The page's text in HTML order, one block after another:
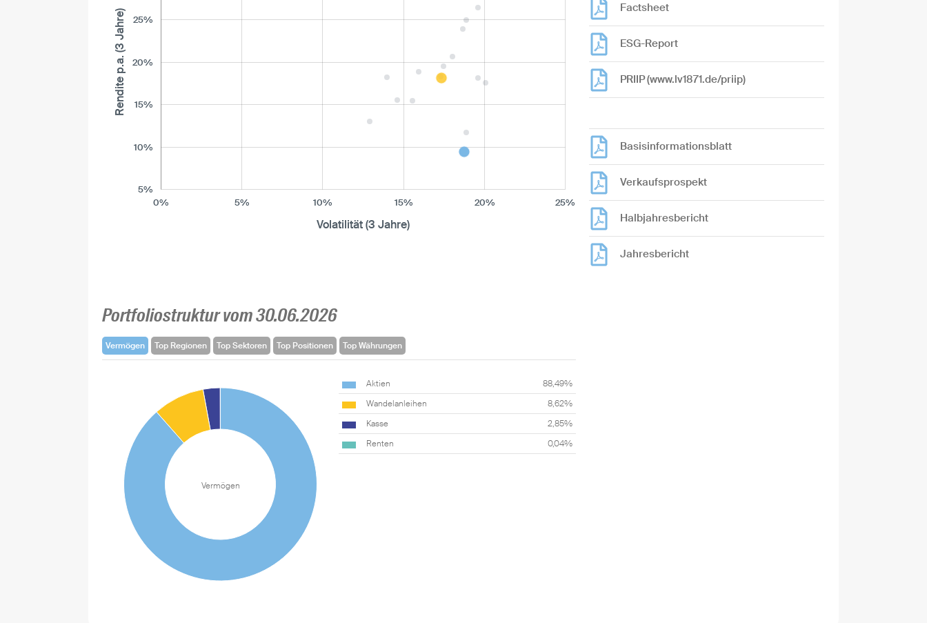
0% 5% 10% 15% 20% 25%
Volatilität (3 Jahre)
5%
10%
15%
20%
25%
Rendite p.a. (3 Jahre)
Portfoliostruktur vom 30.06.2026
Vermögen Top Regionen Top Sektoren Top Positionen Top Währungen
Vermögen
Aktien
88,49%
Wandelanleihen
8,62%
Kasse
2,85%
Renten
0,04%
Factsheet
ESG-Report
PRIIP (www.lv1871.de/priip)
Basisinformationsblatt
Verkaufsprospekt
Halbjahresbericht
Jahresbericht